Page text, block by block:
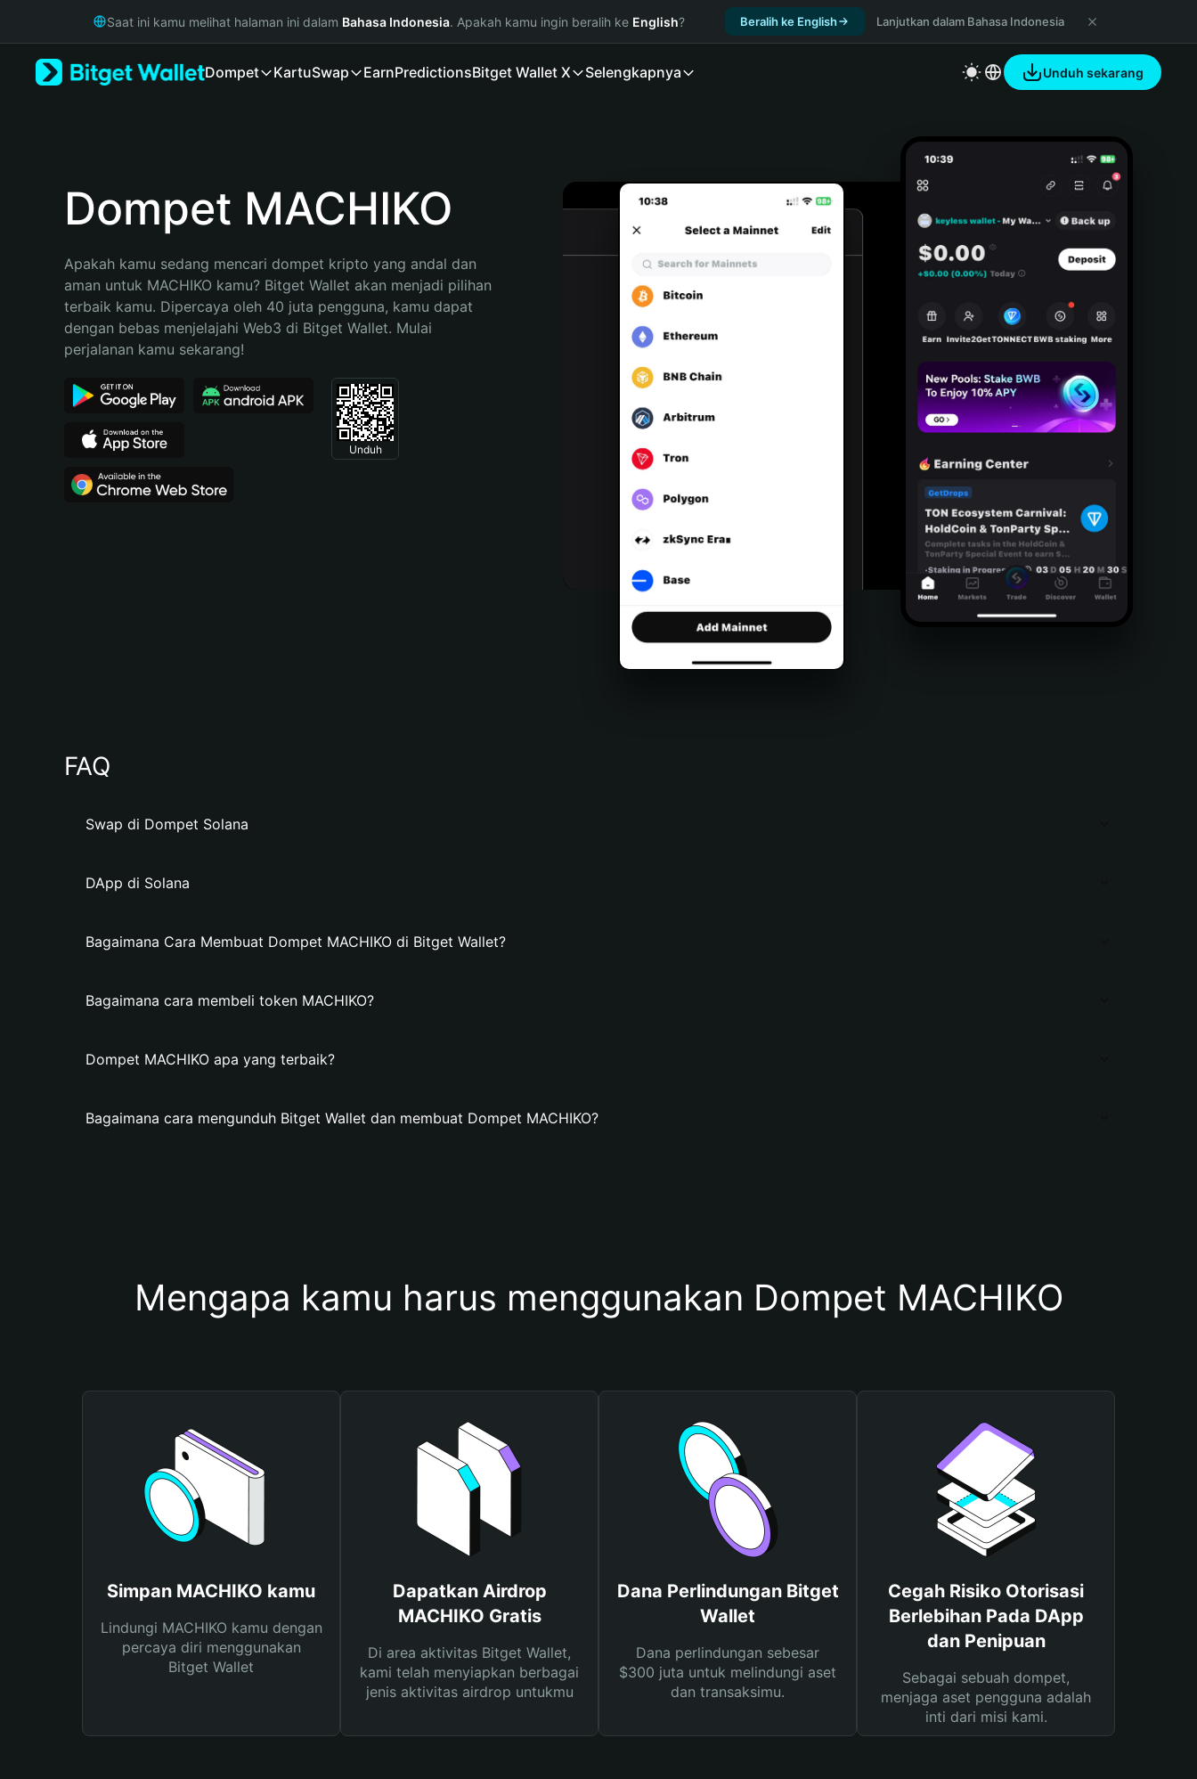
Русский
Bahasa Indonesia
Español (Argentina)
Saat ini kamu melihat halaman ini dalam Bahasa Indonesia. Apakah kamu ingin beralih ke English? Beralih ke English Lanjutkan dalam Bahasa Indonesia
Dompet KartuSwap EarnPredictionsBitget Wallet X Selengkapnya Unduh sekarang
Dompet MACHIKO
Apakah kamu sedang mencari dompet kripto yang andal dan
aman untuk MACHIKO kamu? Bitget Wallet akan menjadi pilihan
terbaik kamu. Dipercaya oleh 40 juta pengguna, kamu dapat
dengan bebas menjelajahi Web3 di Bitget Wallet. Mulai
perjalanan kamu sekarang!
Unduh
FAQ
Swap di Dompet Solana
DApp di Solana
Bagaimana Cara Membuat Dompet MACHIKO di Bitget Wallet?
Bagaimana cara membeli token MACHIKO?
Dompet MACHIKO apa yang terbaik?
Bagaimana cara mengunduh Bitget Wallet dan membuat Dompet MACHIKO?
Mengapa kamu harus menggunakan Dompet MACHIKO
Simpan MACHIKO kamu
Lindungi MACHIKO kamu dengan
percaya diri menggunakan
Bitget Wallet
Dapatkan Airdrop
MACHIKO Gratis
Di area aktivitas Bitget Wallet,
kami telah menyiapkan berbagai
jenis aktivitas airdrop untukmu
Dana Perlindungan Bitget
Wallet
Dana perlindungan sebesar
$300 juta untuk melindungi aset
dan transaksimu.
Cegah Risiko Otorisasi
Berlebihan Pada DApp
dan Penipuan
Sebagai sebuah dompet,
menjaga aset pengguna adalah
inti dari misi kami.